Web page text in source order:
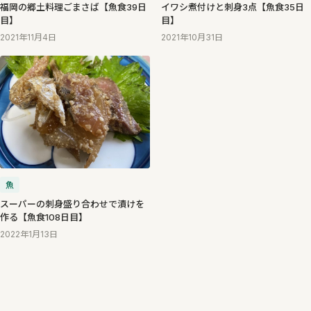
福岡の郷土料理ごまさば【魚食39日
目】
2021年11月4日
イワシ煮付けと刺身3点【魚食35日
目】
2021年10月31日
魚
スーパーの刺身盛り合わせで漬けを
作る【魚食108日目】
2022年1月13日